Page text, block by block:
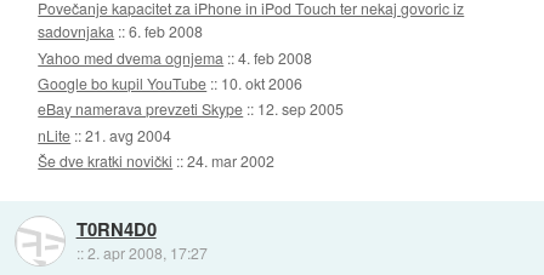
Povečanje kapacitet za iPhone in iPod Touch ter nekaj govoric iz
sadovnjaka ::6. feb 2008
Yahoo med dvema ognjema ::4. feb 2008
Google bo kupil YouTube :: 10. okt 2006
eBay namerava prevzeti Skype :: 12. sep 2005
nLite ::21. avg 2004
Še dve kratki novički ::24. mar 2002
T0RN4D0
::2. apr 2008, 17:27